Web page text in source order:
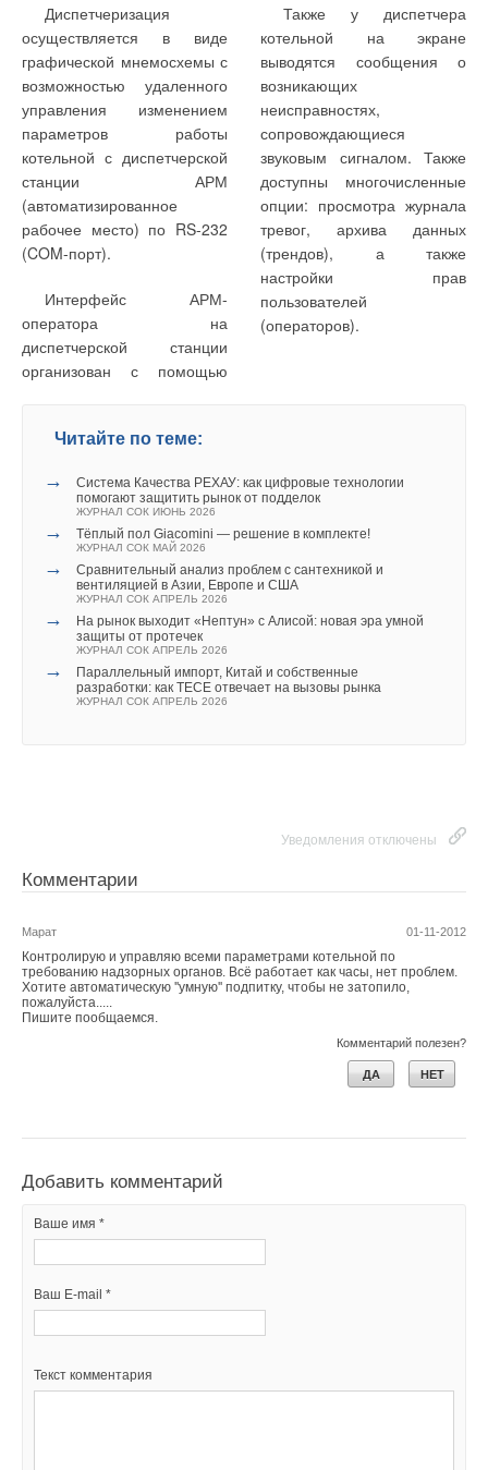
Диспетчеризация
осуществляется в виде
графической мнемосхемы с
возможностью удаленного
управления изменением
параметров работы
котельной с диспетчерской
станции АРМ
(автоматизированное
рабочее место) по RS-232
(COM-порт).
Интерфейс АРМ-
оператора на
диспетчерской станции
организован с помощью
Также у диспетчера
котельной на экране
выводятся сообщения о
возникающих
неисправностях,
сопровождающиеся
звуковым сигналом. Также
доступны многочисленные
опции: просмотра журнала
тревог, архива данных
(трендов), а также
настройки прав
пользователей
(операторов).
Читайте по теме:
→
Система Качества РЕХАУ: как цифровые технологии
помогают защитить рынок от подделок
ЖУРНАЛ СОК ИЮНЬ 2026
→ Тёплый пол Giacomini — решение в комплекте!
ЖУРНАЛ СОК МАЙ 2026
→
Сравнительный анализ проблем с сантехникой и
вентиляцией в Азии, Европе и США
ЖУРНАЛ СОК АПРЕЛЬ 2026
→
На рынок выходит «Нептун» с Алисой: новая эра умной
защиты от протечек
ЖУРНАЛ СОК АПРЕЛЬ 2026
→
Параллельный импорт, Китай и собственные
разработки: как TECE отвечает на вызовы рынка
ЖУРНАЛ СОК АПРЕЛЬ 2026
Уведомления отключены
Комментарии
01-11-2012
Марат
Контролирую и управляю всеми параметрами котельной по
требованию надзорных органов. Всё работает как часы, нет проблем.
Хотите автоматическую ''умную'' подпитку, чтобы не затопило,
пожалуйста.....
Пишите пообщаемся.
Комментарий полезен?
ДА НЕТ
Добавить комментарий
Ваше имя *
Ваш E-mail *
Текст комментария